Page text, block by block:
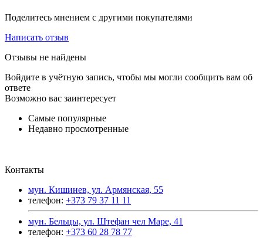
Поделитесь мнением с другими покупателями
Написать отзыв
Отзывы не найдены
Войдите в учётную запись, чтобы мы могли сообщить вам об
ответе
Возможно вас заинтересует
Самые популярные
Недавно просмотренные
Контакты
мун. Кишинев, ул. Армянская, 55
телефон: +373 79 37 11 11
мун. Бельцы, ул. Штефан чел Маре, 41
телефон: +373 60 28 78 77